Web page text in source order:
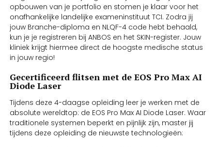
opbouwen van je portfolio en stomen je klaar voor het
onafhankelijke landelijke exameninstituut TCI. Zodra jij
jouw Branche-diploma en NLQF-4 code hebt behaald,
kun je je registreren bij ANBOS en het SKIN-register. Jouw
kliniek krijgt hiermee direct de hoogste medische status
in jouw regio!
Gecertificeerd flitsen met de EOS Pro Max AI
Diode Laser
Tijdens deze 4-daagse opleiding leer je werken met de
absolute wereldtop: de EOS Pro Max AI Diode Laser. Waar
traditionele systemen beperkt en pijnlijk zijn, master jij
tijdens deze opleiding de nieuwste technologieën: